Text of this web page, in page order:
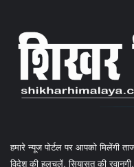
हमारे न्यूज पोर्टल पर आपको मिलेंगी
विदेश की हलचलें, सियासत की